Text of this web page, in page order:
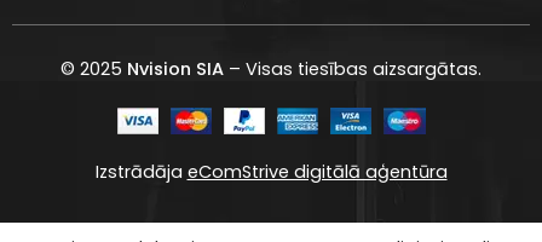
© 2025 Nvision SIA – Visas tiesības aizsargātas.
Izstrādāja eComStrive digitālā aģentūra